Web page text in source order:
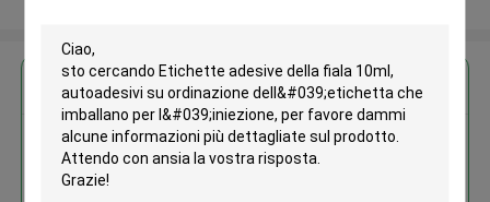
Ottieni il miglior prezzo per
Etichette adesive della fiala
10ml, autoadesivi su ordinazione